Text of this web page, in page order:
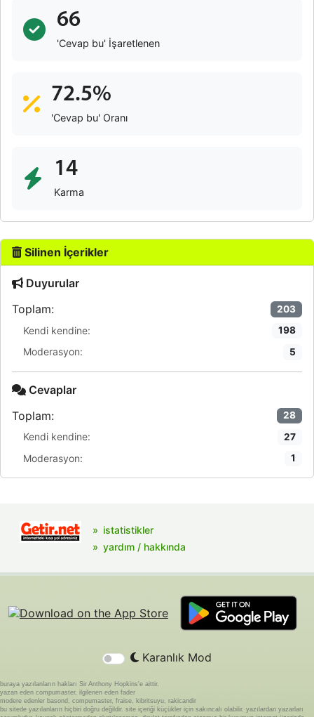
66
'Cevap bu' İşaretlenen
72.5%
'Cevap bu' Oranı
14
Karma
Silinen İçerikler
Duyurular
Toplam:
203
Kendi kendine: 198
Moderasyon: 5
Cevaplar
Toplam:
28
Kendi kendine: 27
Moderasyon: 1
istatistikler
yardım / hakkında
Karanlık Mod
buraya yazılanların hakları Sir Anthony Hopkins'e aittir.
yazan eden compumaster, ilgilenen eden fader
modere edenler basond, compumaster, fraise, kibritsuyu, rakicandir
bu sitede yazılanların hiçbiri doğru değildir. site içeriği küçükler için sakıncalı olabilir. yazılardan yazarları